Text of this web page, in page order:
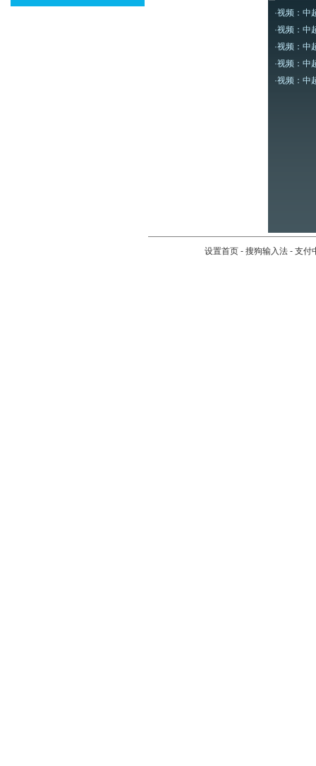
·视频：中
·视频：中
·视频：中
·视频：中
·视频：中
设置首页 - 搜狗输入法 - 支付